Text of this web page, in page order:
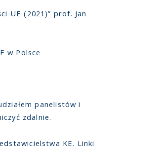
UE (2021)” prof. Jan
w Polsce
panelistów i
zdalnie.
KE. Linki